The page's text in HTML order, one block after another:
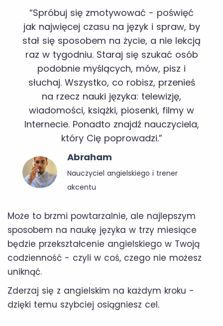
“Spróbuj się zmotywować - poświęć
jak najwięcej czasu na język i spraw, by
stał się sposobem na życie, a nie lekcją
raz w tygodniu. Staraj się szukać osób
podobnie myślących, mów, pisz i
słuchaj. Wszystko, co robisz, przenieś
na rzecz nauki języka: telewizję,
wiadomości, książki, piosenki, filmy w
Internecie. Ponadto znajdź nauczyciela,
który Cię poprowadzi.”
Abraham
Nauczyciel angielskiego i trener
akcentu
Może to brzmi powtarzalnie, ale najlepszym
sposobem na naukę języka w trzy miesiące
będzie przekształcenie angielskiego w Twoją
codzienność - czyli w coś, czego nie możesz
uniknąć.
Zderzaj się z angielskim na każdym kroku -
dzięki temu szybciej osiągniesz cel.